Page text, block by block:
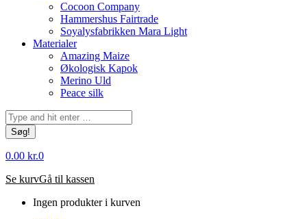
Cocoon Company
Hammershus Fairtrade
Soyalysfabrikken Mara Light
Materialer
Amazing Maize
Økologisk Kapok
Merino Uld
Peace silk
Søg:
0.00 kr.0
Se kurvGå til kassen
Ingen produkter i kurven